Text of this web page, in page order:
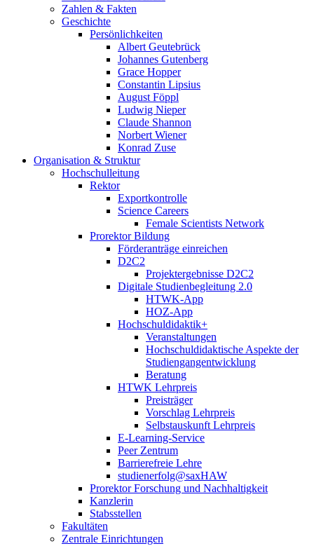
Zahlen & Fakten
Geschichte
Persönlichkeiten
Albert Geutebrück
Johannes Gutenberg
Grace Hopper
Constantin Lipsius
August Föppl
Ludwig Nieper
Claude Shannon
Norbert Wiener
Konrad Zuse
Organisation & Struktur
Hochschulleitung
Rektor
Exportkontrolle
Science Careers
Female Scientists Network
Prorektor Bildung
Förderanträge einreichen
D2C2
Projektergebnisse D2C2
Digitale Studienbegleitung 2.0
HTWK-App
HOZ-App
Hochschuldidaktik+
Veranstaltungen
Hochschuldidaktische Aspekte der
Studiengangentwicklung
Beratung
HTWK Lehrpreis
Preisträger
Vorschlag Lehrpreis
Selbstauskunft Lehrpreis
E-Learning-Service
Peer Zentrum
Barrierefreie Lehre
studienerfolg@saxHAW
Prorektor Forschung und Nachhaltigkeit
Kanzlerin
Stabsstellen
Fakultäten
Zentrale Einrichtungen